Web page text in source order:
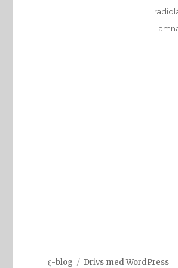
ξ-blog Drivs med WordPress